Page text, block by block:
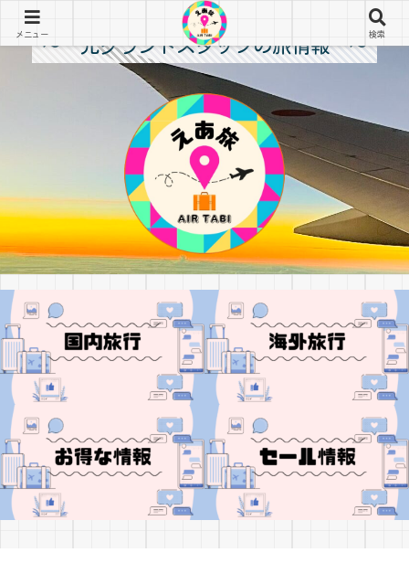
～ 元グランドスタッフの旅情報 ～
メニュー 検索